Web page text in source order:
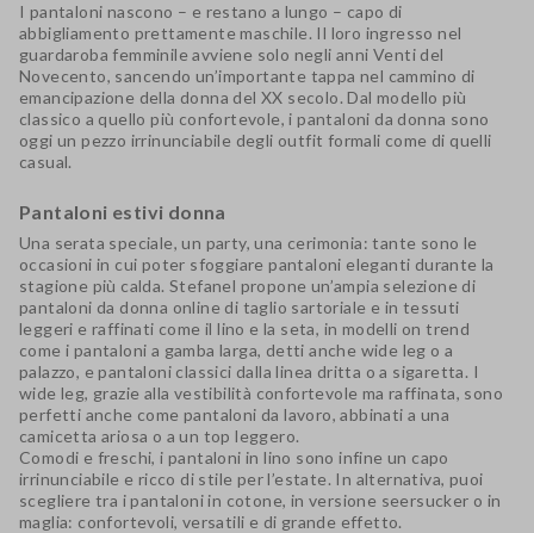
I pantaloni nascono – e restano a lungo – capo di
abbigliamento prettamente maschile. Il loro ingresso nel
guardaroba femminile avviene solo negli anni Venti del
Novecento, sancendo un’importante tappa nel cammino di
emancipazione della donna del XX secolo. Dal modello più
classico a quello più confortevole, i pantaloni da donna sono
oggi un pezzo irrinunciabile degli outfit formali come di quelli
casual.
Pantaloni estivi donna
Una serata speciale, un party, una cerimonia: tante sono le
occasioni in cui poter sfoggiare pantaloni eleganti durante la
stagione più calda. Stefanel propone un’ampia selezione di
pantaloni da donna online di taglio sartoriale e in tessuti
leggeri e raffinati come il lino e la seta, in modelli on trend
come i pantaloni a gamba larga, detti anche wide leg o a
palazzo, e pantaloni classici dalla linea dritta o a sigaretta. I
wide leg, grazie alla vestibilità confortevole ma raffinata, sono
perfetti anche come pantaloni da lavoro, abbinati a una
camicetta ariosa o a un top leggero.
Comodi e freschi, i pantaloni in lino sono infine un capo
irrinunciabile e ricco di stile per l’estate. In alternativa, puoi
scegliere tra i pantaloni in cotone, in versione seersucker o in
maglia: confortevoli, versatili e di grande effetto.